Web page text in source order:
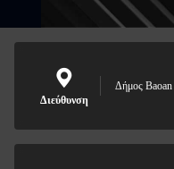
Διεύθυνση
Δήμος